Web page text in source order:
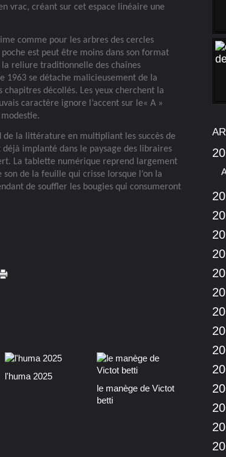
vrac, créant sur cet espace linéaire une
comme pour les arbres des cercles
est peut être moins dans son format
reliure traditionnelle des chaînes
1963 se détache malicieusement de la
décollés. Les yeux cherchent la
caractère ignore l’accent sur le« A »
de la littérature en multipliant les succès de
déjà implanté dans le paysage des libraires
La tablette numérique reprend largement
de la feuille qui crisse lorsque l’on la
de souffler les bougies qui consumeront
l'huma 2025
le manège de Victot
betti